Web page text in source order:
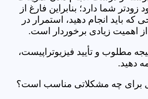
شما دارد؛ بنابراین فارغ از
که باید انجام دهید، استمرار در
از اهمیت زیادی برخوردار است.
مطلوب و تأیید فیزیوتراپیست،
دهید.
برای چه مشکلاتی مناسب است؟